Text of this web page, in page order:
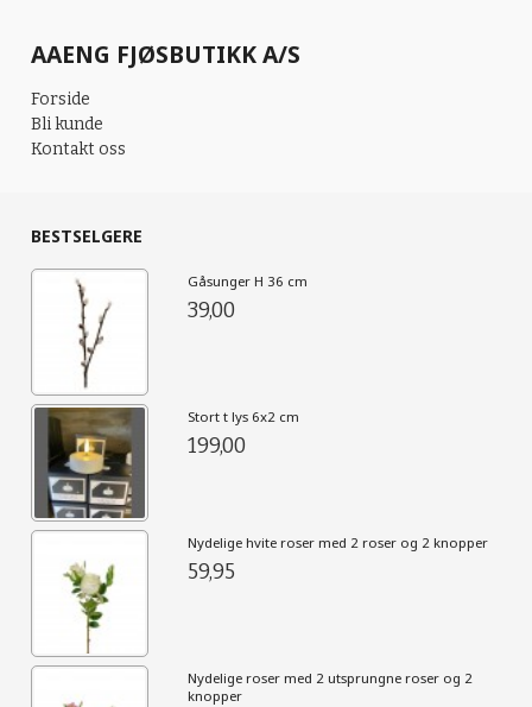
AAENG FJØSBUTIKK A/S
Forside
Bli kunde
Kontakt oss
BESTSELGERE
Gåsunger H 36 cm
39,00
Stort t lys 6x2 cm
199,00
Nydelige hvite roser med 2 roser og 2 knopper
59,95
Nydelige roser med 2 utsprungne roser og 2
knopper